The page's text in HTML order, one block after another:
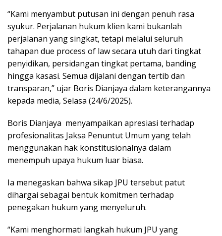
“Kami menyambut putusan ini dengan penuh rasa
syukur. Perjalanan hukum klien kami bukanlah
perjalanan yang singkat, tetapi melalui seluruh
tahapan due process of law secara utuh dari tingkat
penyidikan, persidangan tingkat pertama, banding
hingga kasasi. Semua dijalani dengan tertib dan
transparan,” ujar Boris Dianjaya dalam keterangannya
kepada media, Selasa (24/6/2025).
Boris Dianjaya menyampaikan apresiasi terhadap
profesionalitas Jaksa Penuntut Umum yang telah
menggunakan hak konstitusionalnya dalam
menempuh upaya hukum luar biasa.
Ia menegaskan bahwa sikap JPU tersebut patut
dihargai sebagai bentuk komitmen terhadap
penegakan hukum yang menyeluruh.
“Kami menghormati langkah hukum JPU yang